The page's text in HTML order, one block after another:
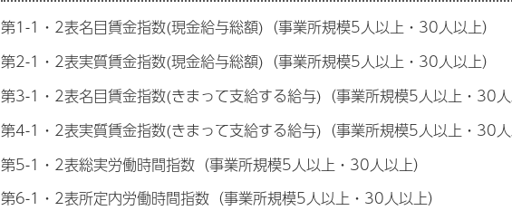
第1-1・2表名目賃金指数(現金給与総額)（事業所規模5人以上・30人以上）
第2-1・2表実質賃金指数(現金給与総額)（事業所規模5人以上・30人以上）
第3-1・2表名目賃金指数(きまって支給する給与)（事業所規模5人以上・30人
第4-1・2表実質賃金指数(きまって支給する給与)（事業所規模5人以上・30人
第5-1・2表総実労働時間指数（事業所規模5人以上・30人以上）
第6-1・2表所定内労働時間指数（事業所規模5人以上・30人以上）